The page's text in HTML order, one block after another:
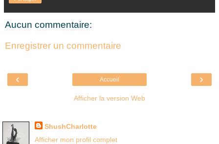
Aucun commentaire:
Enregistrer un commentaire
‹ ›
Accueil
Afficher la version Web
ShushCharlotte
Afficher mon profil complet